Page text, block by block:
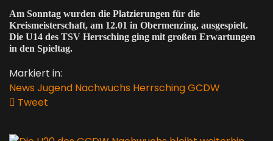
Am Sonntag wurden die Platzierungen für die
Kreismeisterschaft, am 12.01 in Obermenzing, ausgespielt.
Die U14 des TSV Herrsching ging mit großen Erwartungen
in den Spieltag.
Markiert in:
News Jugend Nachwuchs HerrschingGCDW
Tweet